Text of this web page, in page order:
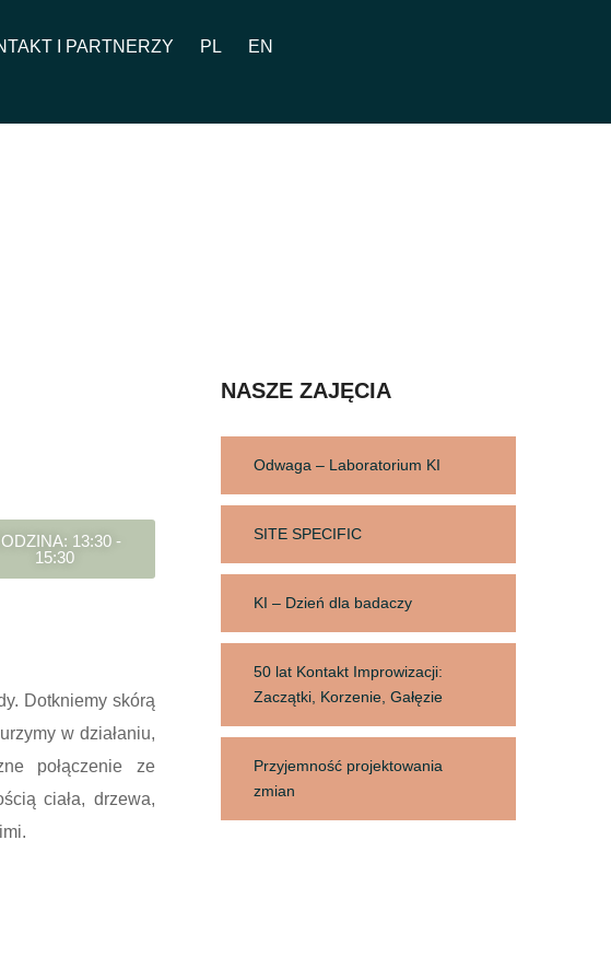
I PARTNERZY PL EN
13:30 -
15:30
Dotkniemy skórą
w działaniu,
połączenie ze
ciała, drzewa,
NASZE ZAJĘCIA
Odwaga – Laboratorium KI
SITE SPECIFIC
KI – Dzień dla badaczy
50 lat Kontakt Improwizacji:
Zaczątki, Korzenie, Gałęzie
Przyjemność projektowania
zmian